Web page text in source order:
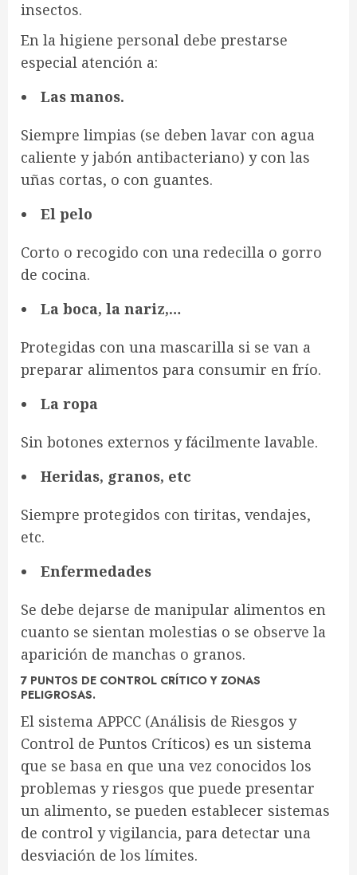
insectos.
En la higiene personal debe prestarse
especial atención a:
Las manos.
Siempre limpias (se deben lavar con agua
caliente y jabón antibacteriano) y con las
uñas cortas, o con guantes.
El pelo
Corto o recogido con una redecilla o gorro
de cocina.
La boca, la nariz,…
Protegidas con una mascarilla si se van a
preparar alimentos para consumir en frío.
La ropa
Sin botones externos y fácilmente lavable.
Heridas, granos, etc
Siempre protegidos con tiritas, vendajes,
etc.
Enfermedades
Se debe dejarse de manipular alimentos en
cuanto se sientan molestias o se observe la
aparición de manchas o granos.
7 PUNTOS DE CONTROL CRÍTICO Y ZONAS
PELIGROSAS.
El sistema APPCC (Análisis de Riesgos y
Control de Puntos Críticos) es un sistema
que se basa en que una vez conocidos los
problemas y riesgos que puede presentar
un alimento, se pueden establecer sistemas
de control y vigilancia, para detectar una
desviación de los límites.